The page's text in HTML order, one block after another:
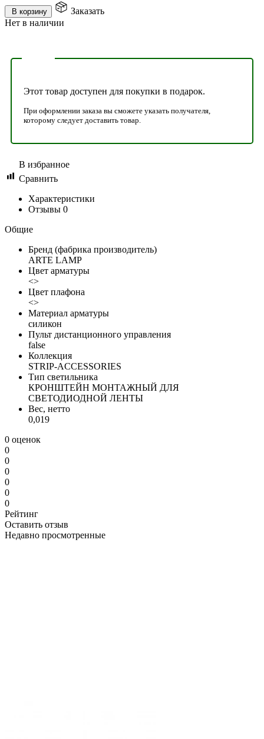
В корзину
Заказать
Нет в наличии
Этот товар доступен для покупки в подарок.
При оформлении заказа вы сможете указать получателя,
которому следует доставить товар.
В избранное
Сравнить
Характеристики
Отзывы 0
Общие
Бренд (фабрика производитель)
ARTE LAMP
Цвет арматуры
<>
Цвет плафона
<>
Материал арматуры
силикон
Пульт дистанционного управления
false
Коллекция
STRIP-ACCESSORIES
Тип светильника
КРОНШТЕЙН МОНТАЖНЫЙ ДЛЯ
СВЕТОДИОДНОЙ ЛЕНТЫ
Вес, нетто
0,019
0 оценок
0
0
0
0
0
0
Рейтинг
Оставить отзыв
Недавно просмотренные